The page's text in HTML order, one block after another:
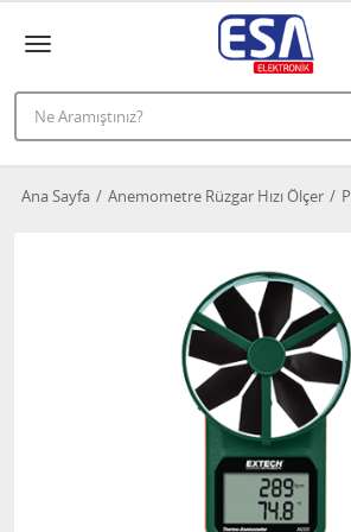
Ana Sayfa Anemometre Rüzgar Hızı Ölçer